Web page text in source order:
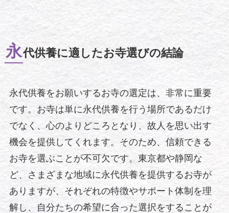
永代供養に適したお寺選びの結論
永代供養をお願いするお寺の選定は、非常に重要
です。お寺は単に永代供養を行う場所であるだけ
でなく、心のよりどころとなり、故人を思い出す
機会を提供してくれます。そのため、信頼できる
お寺を選ぶことが不可欠です。東京都や静岡な
ど、さまざまな地域に永代供養を提供するお寺が
ありますが、それぞれの特徴やサポート体制を理
解し、自分たちの希望に合った選択をすることが